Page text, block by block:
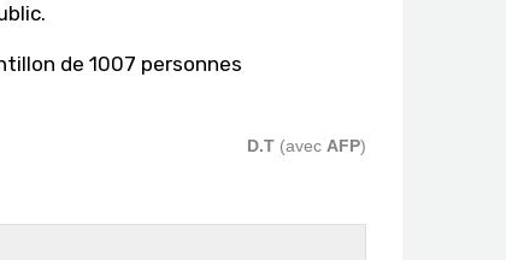
de 1007 personnes
D.T(avec AFP)